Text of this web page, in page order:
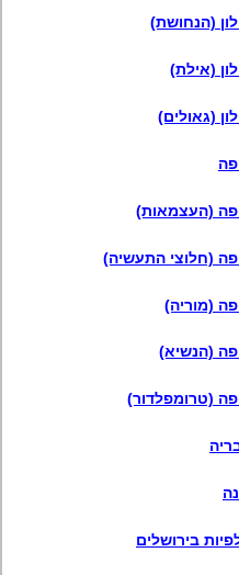
(הנחושת)
(אילת)
(גאולים)
(העצמאות)
(חלוצי התעשיה)
(מוריה)
(הנשיא)
(טרומפלדור)
בירושלים